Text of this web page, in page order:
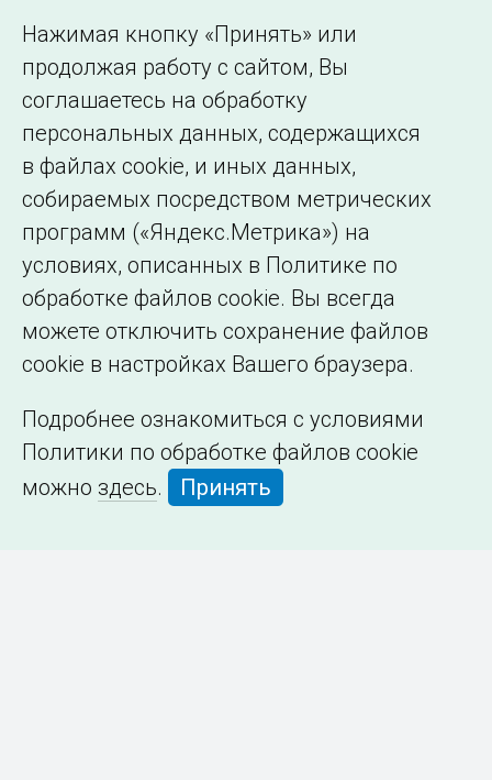
образовательной
организации
Нажимая кнопку «Принять» или
продолжая работу с сайтом, Вы
соглашаетесь на обработку
персональных данных, содержащихся
в файлах cookie, и иных данных,
собираемых посредством метрических
программ («Яндекс.Метрика») на
условиях, описанных в Политике по
обработке файлов cookie. Вы всегда
можете отключить сохранение файлов
cookie в настройках Вашего браузера.
Подробнее ознакомиться с условиями
Политики по обработке файлов cookie
можно здесь. Принять